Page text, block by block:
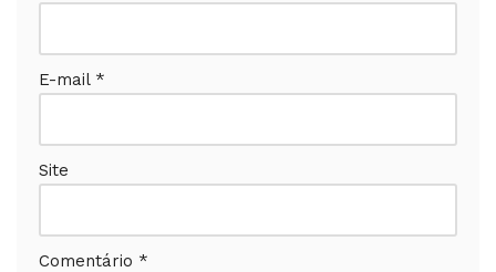
E-mail *
Site
Comentário *